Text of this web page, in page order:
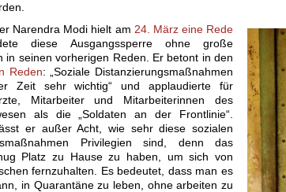
Narendra Modi hielt am 24. März eine Rede
diese Ausgangssperre ohne große
in seinen vorherigen Reden. Er betont in den
Reden: „Soziale Distanzierungsmaßnahmen
Zeit sehr wichtig“ und applaudierte für
Mitarbeiter und Mitarbeiterinnen des
als die „Soldaten an der Frontlinie“.
er außer Acht, wie sehr diese sozialen
Privilegien sind, denn das
Platz zu Hause zu haben, um sich von
fernzuhalten. Es bedeutet, dass man es
in Quarantäne zu leben, ohne arbeiten zu